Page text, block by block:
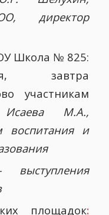
директор
Школа № 825:
завтра
участникам
Исаева М.А.,
воспитания и
площадок: